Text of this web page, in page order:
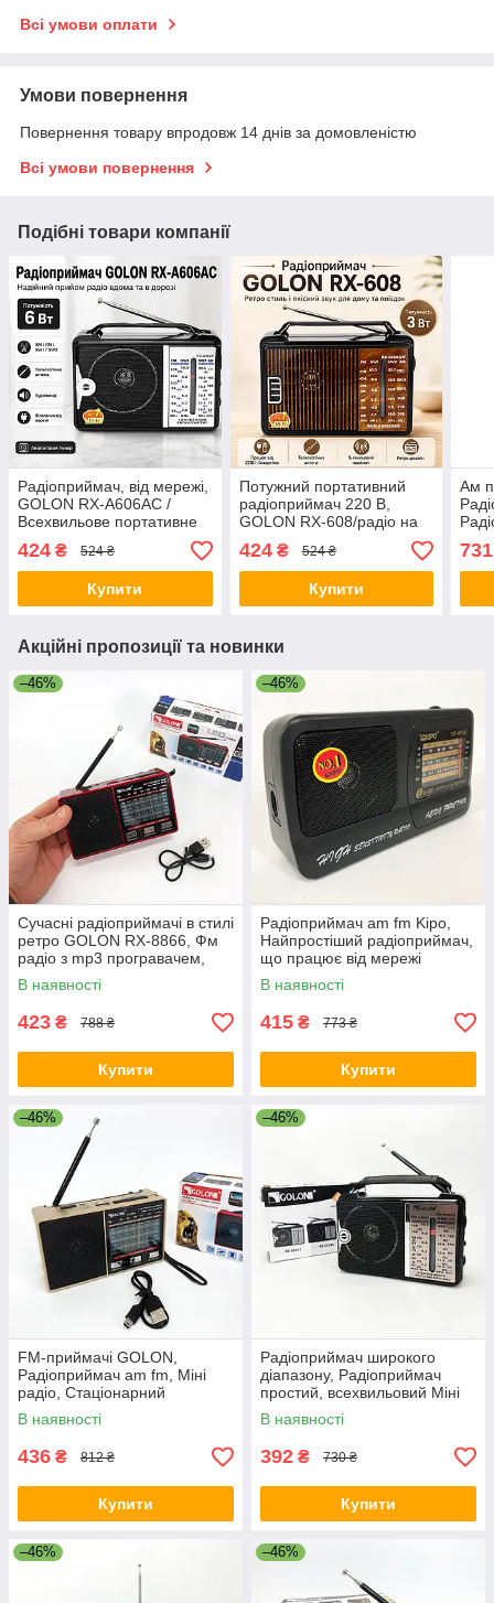
Всі умови оплати
Умови повернення
Повернення товару впродовж 14 днів за домовленістю
Всі умови повернення
Подібні товари компанії
Радіоприймач, від мережі,
GOLON RX-A606AC /
Всехвильове портативне
радіо/FM радіоприймач
424 ₴ 524 ₴
Купити
Потужний портативний
радіоприймач 220 В,
GOLON RX-608/радіо на
батарейках/Рітро
радіоприймач
424₴ 524 ₴
Купити
Ам
731
Акційні пропозиції та новинки
–46%
Сучасні радіоприймачі в стилі
ретро GOLON RX-8866, Фм
радіо з mp3 програвачем,
Ретрорадіо GV-61
В наявності
423 ₴ 788 ₴
Купити
–46%
Радіоприймач am fm Kipo,
Найпростіший радіоприймач,
що працює від мережі
зручний TK-63
В наявності
415 ₴ 773 ₴
Купити
–46%
FM-приймачі GOLON,
Радіоприймач am fm, Міні
радіо, Стаціонарний
радіоприймач, Радіо в стилі
ретро WV-24
В наявності
436 ₴ 812 ₴
Купити
–46%
Радіоприймач широкого
діапазону, Радіоприймач
простий, всехвильовий Міні
радіо IE-65
В наявності
392 ₴ 730 ₴
Купити
–46% –46%